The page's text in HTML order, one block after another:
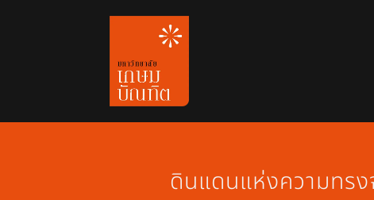
ดินแดนแห่งความทร